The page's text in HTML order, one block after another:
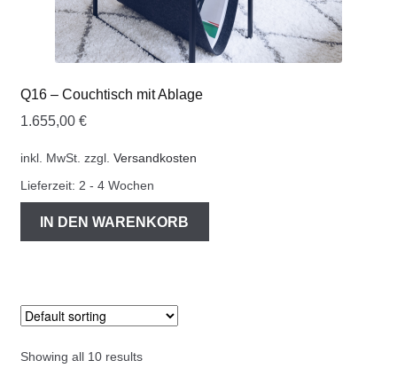
Q16 – Couchtisch mit Ablage
1.655,00 €
inkl. MwSt. zzgl. Versandkosten
Lieferzeit: 2 - 4 Wochen
IN DEN WARENKORB
Showing all 10 results